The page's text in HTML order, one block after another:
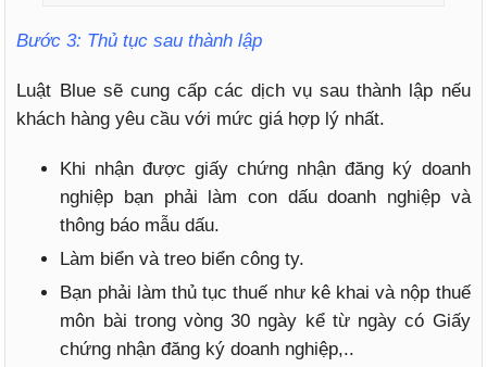
Bước 3: Thủ tục sau thành lập
Luật Blue sẽ cung cấp các dịch vụ sau thành lập nếu
khách hàng yêu cầu với mức giá hợp lý nhất.
Khi nhận được giấy chứng nhận đăng ký doanh
nghiệp bạn phải làm con dấu doanh nghiệp và
thông báo mẫu dấu.
Làm biển và treo biển công ty.
Bạn phải làm thủ tục thuế như kê khai và nộp thuế
môn bài trong vòng 30 ngày kể từ ngày có Giấy
chứng nhận đăng ký doanh nghiệp,..